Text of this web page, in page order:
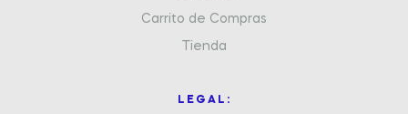
Carrito de Compras
Tienda
LEGAL: